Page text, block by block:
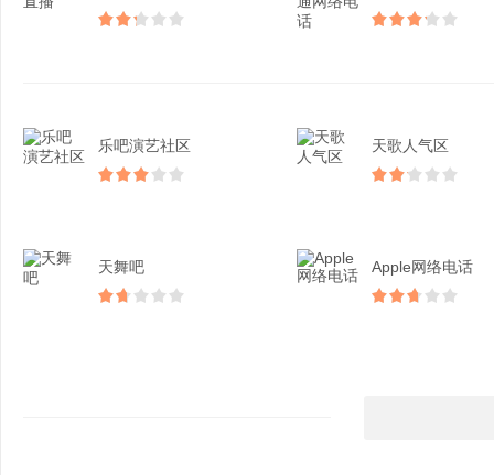
乐吧演艺社区 天歌人气区
天舞吧 Apple网络电话